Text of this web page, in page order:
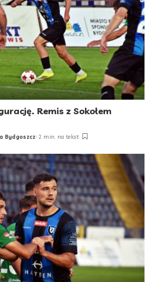
Remis z Sokołem
Bydgoszcz 2 min. na tekst